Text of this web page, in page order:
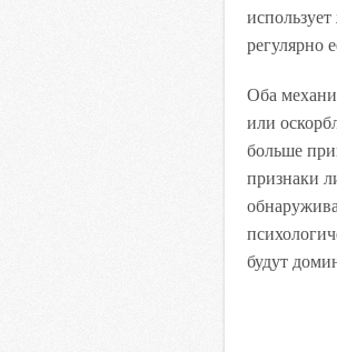
регулярно
Оба
или
больше
признаки
будут